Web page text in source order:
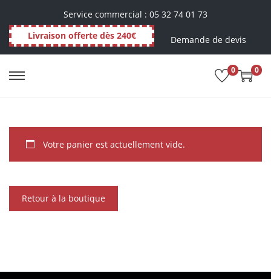
Service commercial : 05 32 74 01 73
Livraison offerte dès 240€
Demande de devis
0 0
Votre panier est actuellement vide.
Retour à la boutique